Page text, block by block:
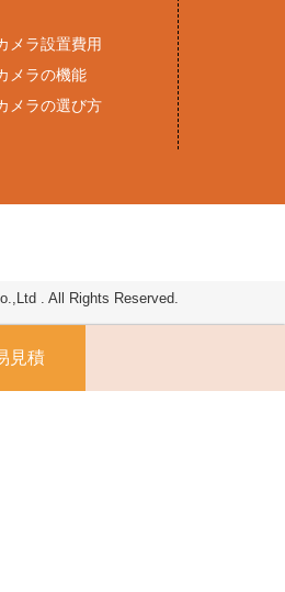
メラ設置費用
メラの機能
メラの選び方
. All Rights Reserved.
見積